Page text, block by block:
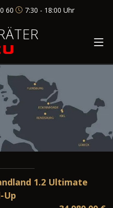
60 7:30 - 18:00 Uhr
1.2 Ultimate
Up